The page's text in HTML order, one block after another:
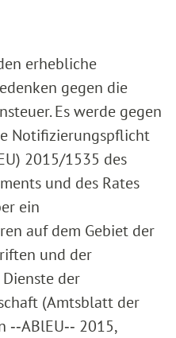
erhebliche
gegen die
Es werde gegen
Notifizierungspflicht
2015/1535 des
und des Rates
ein
auf dem Gebiet der
und der
der
(Amtsblatt der
2015,